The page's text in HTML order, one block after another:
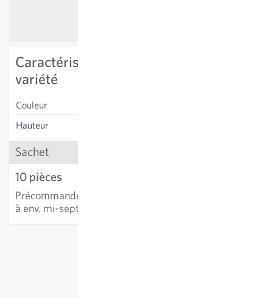
Caractéristiques spécifiques à la
variété
Couleur
Hauteur
Sachet
10 pièces
Précommande
à env. mi-septembre